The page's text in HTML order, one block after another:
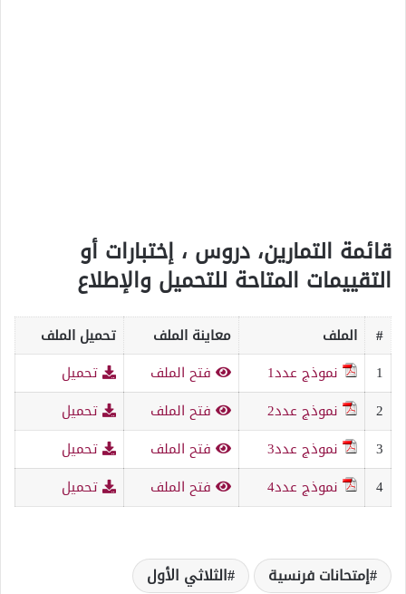
قائمة التمارين، دروس ، إختبارات أو
التقييمات المتاحة للتحميل والإطلاع
# الملف معاينة الملف
تحميل الملف
1
نموذج عدد1 فتح الملف
تحميل
2
نموذج عدد2 فتح الملف
تحميل
3
نموذج عدد3 فتح الملف
تحميل
4
نموذج عدد4 فتح الملف تحميل
إمتحانات فرنسية
الثلاثي الأول